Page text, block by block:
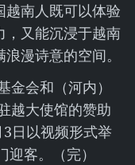
南人既可以体验
，又能沉浸于越南
漫诗意的空间。
会和（河内）
越大使馆的赞助
日以视频形式举
客。（完）